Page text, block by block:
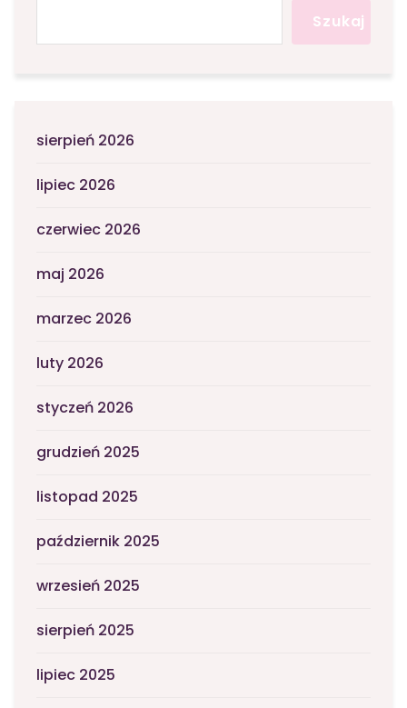
Szukaj
sierpień 2026
lipiec 2026
czerwiec 2026
maj 2026
marzec 2026
luty 2026
styczeń 2026
grudzień 2025
listopad 2025
październik 2025
wrzesień 2025
sierpień 2025
lipiec 2025